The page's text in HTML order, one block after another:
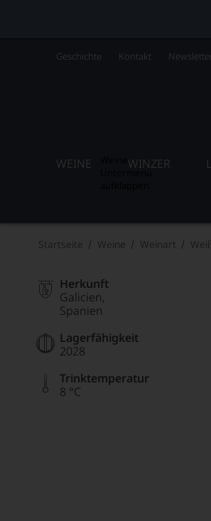
Geschichte Kontakt
WEINE WINZER
Startseite Weine Weinart
Herkunft
Galicien
Spanien
Lagerfähigkeit
2028
Trinktemperatur
8 °C